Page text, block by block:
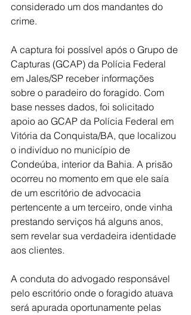
considerado um dos mandantes do
crime.
A captura foi possível após o Grupo de
Capturas (GCAP) da Polícia Federal
em Jales/SP receber informações
sobre o paradeiro do foragido. Com
base nesses dados, foi solicitado
apoio ao GCAP da Polícia Federal em
Vitória da Conquista/BA, que localizou
o indivíduo no município de
Condeúba, interior da Bahia. A prisão
ocorreu no momento em que ele saía
de um escritório de advocacia
pertencente a um terceiro, onde vinha
prestando serviços há alguns anos,
sem revelar sua verdadeira identidade
aos clientes.
A conduta do advogado responsável
pelo escritório onde o foragido atuava
será apurada oportunamente pelas